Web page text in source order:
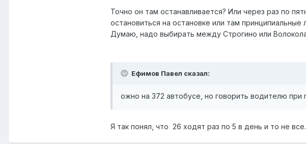
Точно он там останавливается? Или через раз по
остановиться на остановке или там принципиальные
Думаю, надо выбирать между Строгино или
Ефимов Павел сказал:
ожно на 372 автобусе, но говорить водителю при
Я так понял, что 26 ходят раз по 5 в день и то не